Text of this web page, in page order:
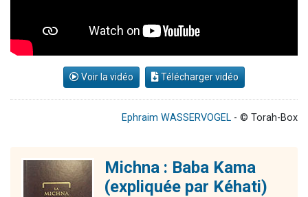
Voir la vidéo Télécharger vidéo
Ephraim WASSERVOGEL - © Torah-Box
Michna : Baba Kama
(expliquée par Kéhati)